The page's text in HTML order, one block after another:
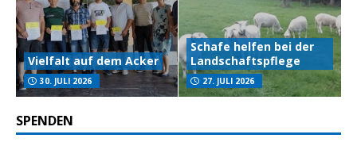
Vielfalt auf dem Acker
30. JULI 2026
Schafe helfen bei der
Landschaftspflege
27. JULI 2026
SPENDEN